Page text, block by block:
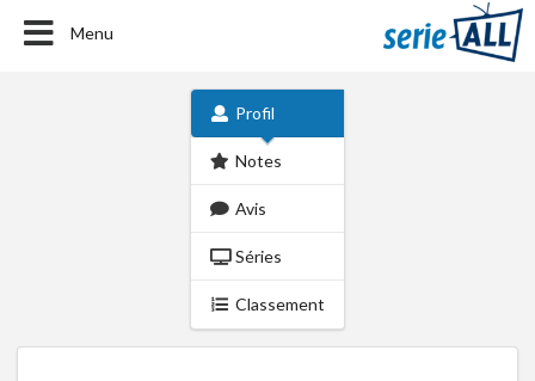
Menu
Profil
Notes
Avis
Séries
Classement